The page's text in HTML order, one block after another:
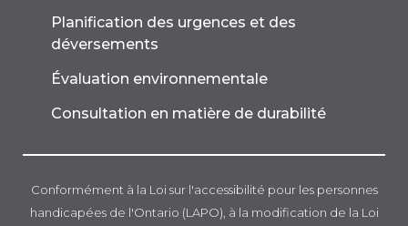
Planification des urgences et des
déversements
Évaluation environnementale
Consultation en matière de durabilité
Conformément à la Loi sur l'accessibilité pour les personnes
handicapées de l'Ontario (LAPO), à la modification de la Loi